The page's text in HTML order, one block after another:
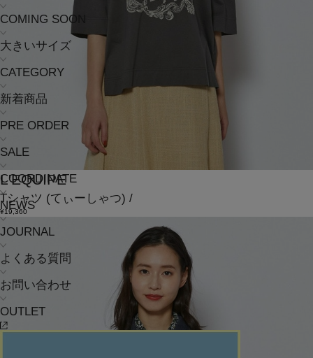
COMING SOON
大きいサイズ
CATEGORY
新着商品
PRE ORDER
SALE
COORDINATE
NEWS
JOURNAL
よくある質問
お問い合わせ
OUTLET
L'EQUIPE
Tシャツ (てぃーしゃつ) /
¥19,360